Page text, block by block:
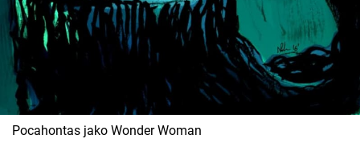
Pocahontas jako Wonder Woman